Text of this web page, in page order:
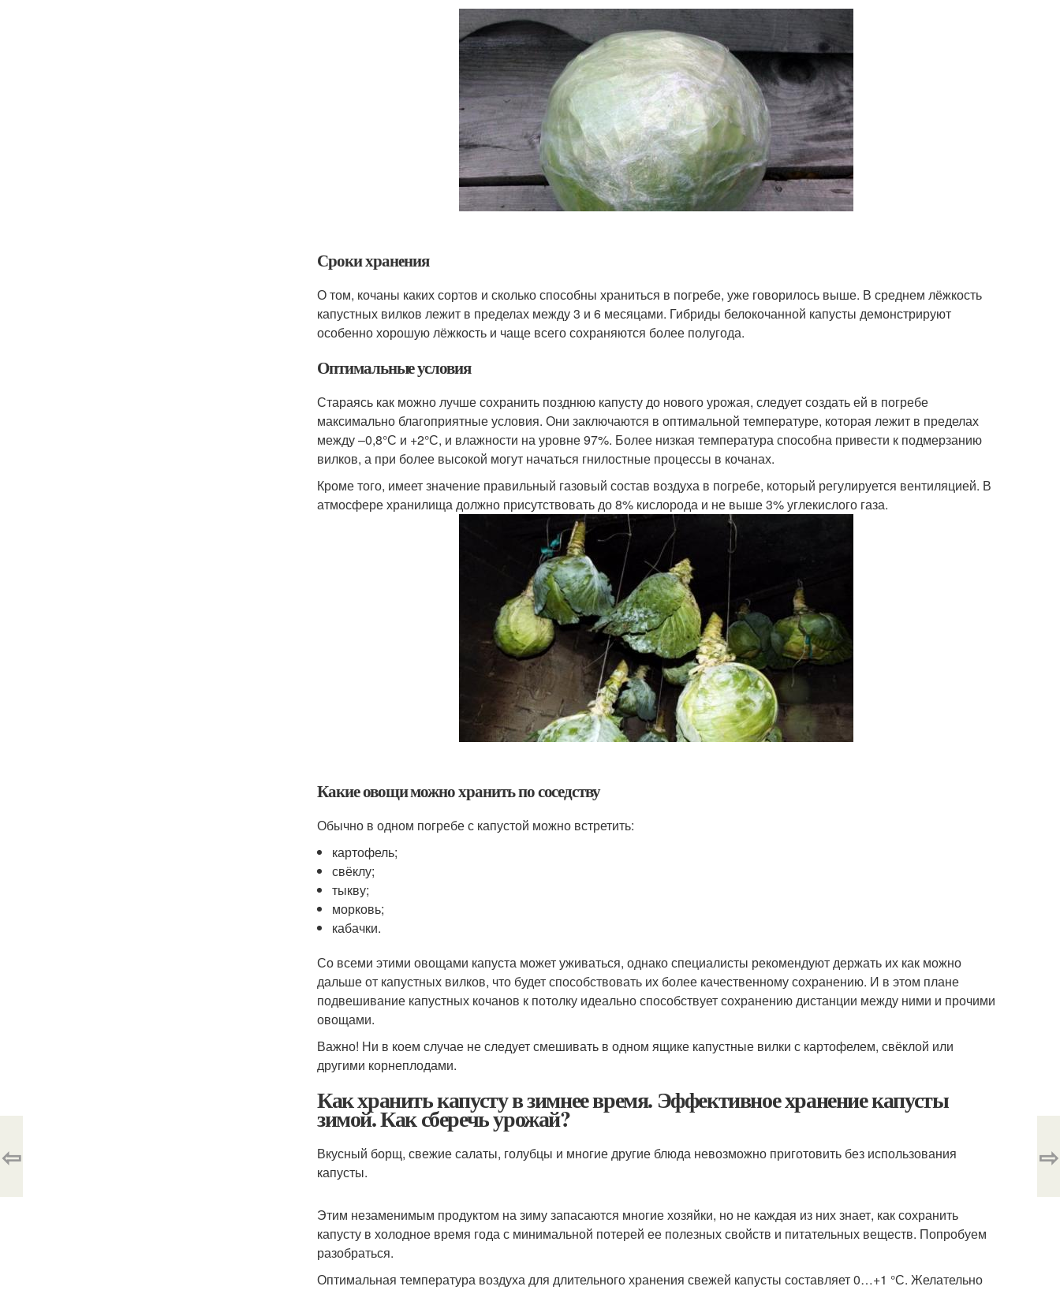
Сроки хранения
О том, кочаны каких сортов и сколько способны храниться в погребе, уже говорилось выше. В среднем лёжкость
капустных вилков лежит в пределах между 3 и 6 месяцами. Гибриды белокочанной капусты демонстрируют
особенно хорошую лёжкость и чаще всего сохраняются более полугода.
Оптимальные условия
Стараясь как можно лучше сохранить позднюю капусту до нового урожая, следует создать ей в погребе
максимально благоприятные условия. Они заключаются в оптимальной температуре, которая лежит в пределах
между –0,8°С и +2°С, и влажности на уровне 97%. Более низкая температура способна привести к подмерзанию
вилков, а при более высокой могут начаться гнилостные процессы в кочанах.
Кроме того, имеет значение правильный газовый состав воздуха в погребе, который регулируется вентиляцией. В
атмосфере хранилища должно присутствовать до 8% кислорода и не выше 3% углекислого газа.
Какие овощи можно хранить по соседству
Обычно в одном погребе с капустой можно встретить:
картофель;
свёклу;
тыкву;
морковь;
кабачки.
Со всеми этими овощами капуста может уживаться, однако специалисты рекомендуют держать их как можно
дальше от капустных вилков, что будет способствовать их более качественному сохранению. И в этом плане
подвешивание капустных кочанов к потолку идеально способствует сохранению дистанции между ними и прочими
овощами.
Важно! Ни в коем случае не следует смешивать в одном ящике капустные вилки с картофелем, свёклой или
другими корнеплодами.
Как хранить капусту в зимнее время. Эффективное хранение капусты
зимой. Как сберечь урожай?
Вкусный борщ, свежие салаты, голубцы и многие другие блюда невозможно приготовить без использования
капусты.
Этим незаменимым продуктом на зиму запасаются многие хозяйки, но не каждая из них знает, как сохранить
капусту в холодное время года с минимальной потерей ее полезных свойств и питательных веществ. Попробуем
разобраться.
Оптимальная температура воздуха для длительного хранения свежей капусты составляет 0…+1 °С. Желательно
⇦ ⇨